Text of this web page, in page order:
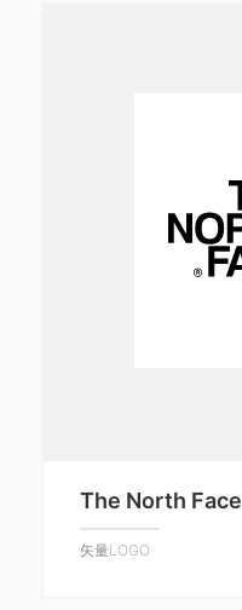
The North Face
矢量LOGO